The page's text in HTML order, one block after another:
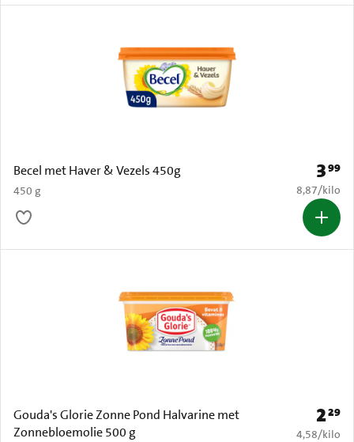
Becel met Haver & Vezels 450g
450 g
Prijs:
399
€ 8,87 per
8,87/kilo
Gouda's Glorie Zonne Pond Halvarine met
Zonnebloemolie 500 g
Prijs:
229
€ 4,58 per
4,58/kilo